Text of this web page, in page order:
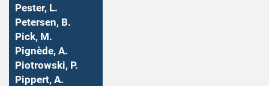
Pester, L.
Petersen, B.
Pick, M.
Pignède, A.
Piotrowski, P.
Pippert, A.